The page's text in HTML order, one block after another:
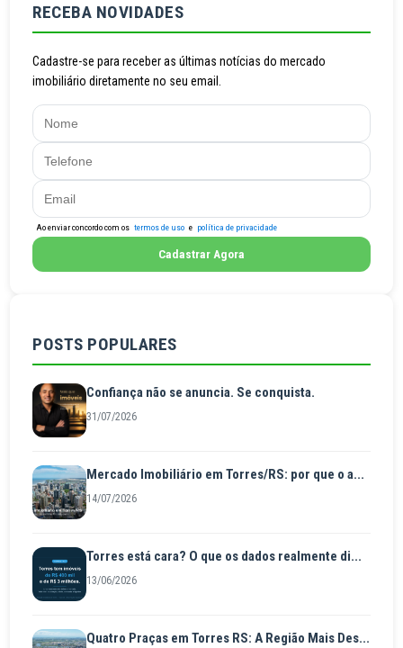
RECEBA NOVIDADES
Cadastre-se para receber as últimas notícias do mercado
imobiliário diretamente no seu email.
Ao enviar concordo com os termos de uso e política de privacidade
Cadastrar Agora
POSTS POPULARES
Confiança não se anuncia. Se conquista.
31/07/2026
Mercado Imobiliário em Torres/RS: por que o a...
14/07/2026
Torres está cara? O que os dados realmente di...
13/06/2026
Quatro Praças em Torres RS: A Região Mais Des...